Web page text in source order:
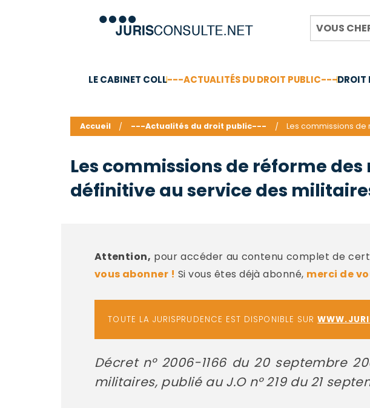
LE CABINET COLL---ACTUALITÉS DU DROIT PUBLIC---
Accueil ---Actualités du droit public--- Les commissions
Les commissions de réforme
définitive au service des
Attention, pour accéder au contenu complet de
vous abonner ! Si vous êtes déjà abonné, merci de
TOUTE LA JURISPRUDENCE EST DISPONIBLE SUR
Décret n° 2006-1166 du 20 septembre
militaires, publié au J.O n° 219 du 21